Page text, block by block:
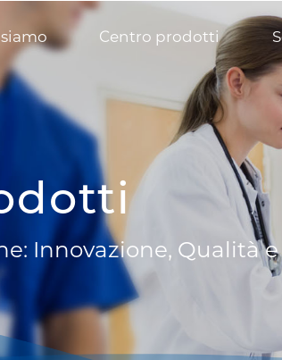
Centro prodotti
Innovazione, Qualità